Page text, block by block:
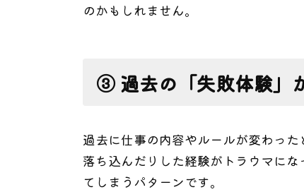
のかもしれません。
③ 過去の「失敗体験」
過去に仕事の内容やルールが変わっ
落ち込んだりした経験がトラウマに
てしまうパターンです。